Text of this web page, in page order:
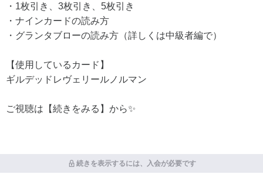
・1枚引き、3枚引き、5枚引き
・ナインカードの読み方
・グランタブローの読み方（詳しくは中級者編で）
【使用しているカード】
ギルデッドレヴェリールノルマン
ご視聴は【続きをみる】から✨
続きを表示するには、入会が必要です